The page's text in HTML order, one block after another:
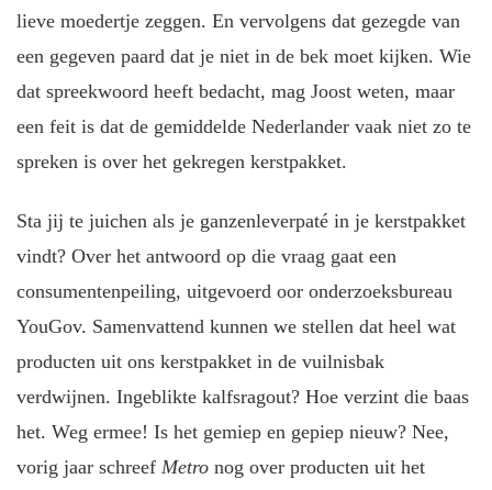
lieve moedertje zeggen. En vervolgens dat gezegde van
een gegeven paard dat je niet in de bek moet kijken. Wie
dat spreekwoord heeft bedacht, mag Joost weten, maar
een feit is dat de gemiddelde Nederlander vaak niet zo te
spreken is over het gekregen kerstpakket.
Sta jij te juichen als je ganzenleverpaté in je kerstpakket
vindt? Over het antwoord op die vraag gaat een
consumentenpeiling, uitgevoerd oor onderzoeksbureau
YouGov. Samenvattend kunnen we stellen dat heel wat
producten uit ons kerstpakket in de vuilnisbak
verdwijnen. Ingeblikte kalfsragout? Hoe verzint die baas
het. Weg ermee! Is het gemiep en gepiep nieuw? Nee,
vorig jaar schreef Metronog over producten uit het